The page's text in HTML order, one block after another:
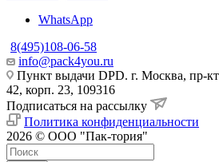
WhatsApp
8(495)108-06-58
info@pack4you.ru
Пункт выдачи DPD. г. Москва, пр-
42, корп. 23, 109316
Подписаться на рассылку
Политика конфиденциальности
2026 © ООО "Пак-тория"